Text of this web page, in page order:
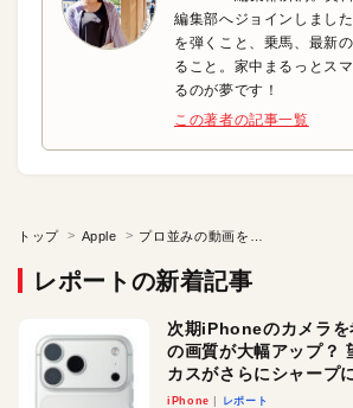
編集部へジョインしまし
を弾くこと、乗馬、最新
ること。家中まるっとス
るのが夢です！
この著者の記事一覧
トップ Apple
レポートの新着記事
次期iPhoneのカメラを
の画質が大幅アップ？
カスがさらにシャープ
iPhone レポート